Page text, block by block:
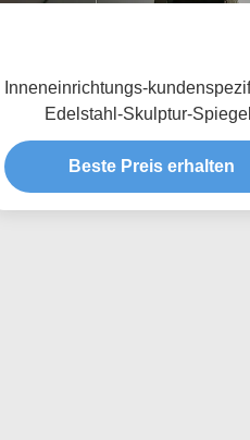
Inneneinrichtungs-
Edelstahl-Skulptur-
Polierballon
Beste Preis erhalten